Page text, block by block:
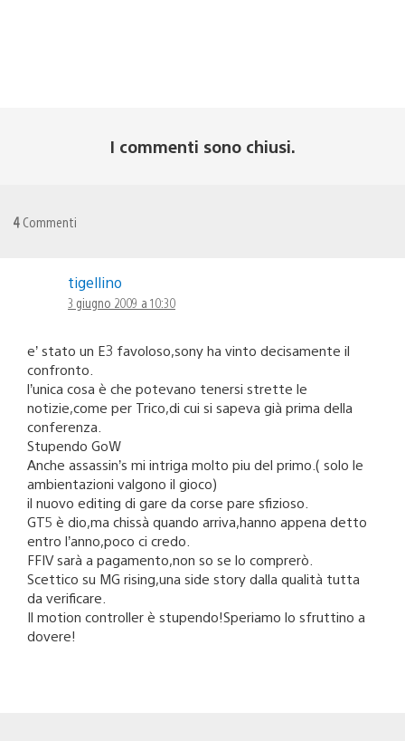
I commenti sono chiusi.
4 Commenti
tigellino
3 giugno 2009 a 10:30
e’ stato un E3 favoloso,sony ha vinto decisamente il
confronto.
l’unica cosa è che potevano tenersi strette le
notizie,come per Trico,di cui si sapeva già prima della
conferenza.
Stupendo GoW
Anche assassin’s mi intriga molto piu del primo.( solo le
ambientazioni valgono il gioco)
il nuovo editing di gare da corse pare sfizioso.
GT5 è dio,ma chissà quando arriva,hanno appena detto
entro l’anno,poco ci credo.
FFIV sarà a pagamento,non so se lo comprerò.
Scettico su MG rising,una side story dalla qualità tutta
da verificare.
Il motion controller è stupendo!Speriamo lo sfruttino a
dovere!